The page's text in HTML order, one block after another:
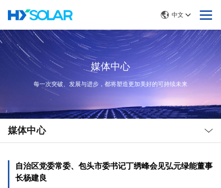
中文
媒体中心
每一次突破、发展与进步，都将塑造更加美好的可持续未来
媒体中心
Nav
Open
Menu
自治区党委常委、包头市委书记丁绣峰会见弘元绿能董事
长杨建良